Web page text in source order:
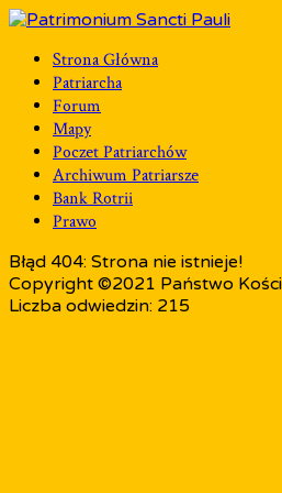
Strona Główna
Patriarcha
Forum
Mapy
Poczet Patriarchów
Archiwum Patriarsze
Bank Rotrii
Prawo
Błąd 404: Strona nie istnieje!
Copyright ©2021 Państwo
Liczba odwiedzin: 215